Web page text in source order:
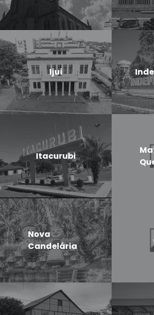
Ijui
Itacurubi
Nova
Candelária